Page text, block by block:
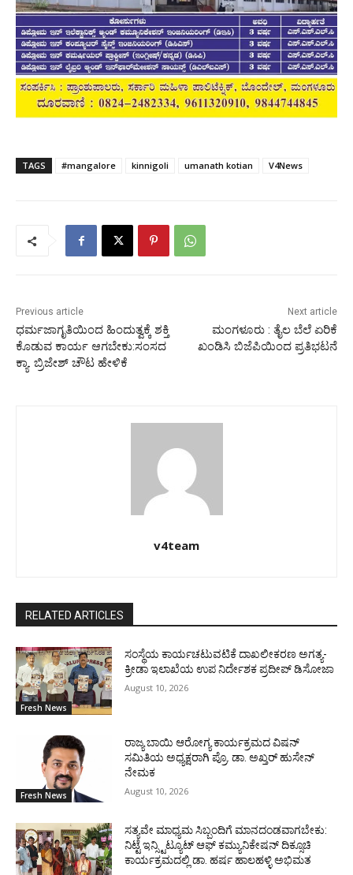
TAGS #mangalore kinnigoli umanath kotian V4News
Previous article
ಧರ್ಮಜಾಗೃತಿಯಿಂದ ಹಿಂದುತ್ವಕ್ಕೆ ಶಕ್ತಿ
ಕೊಡುವ ಕಾರ್ಯ ಆಗಬೇಕು:ಸಂಸದ
ಕ್ಯಾ. ಬ್ರಿಜೇಶ್ ಚೌಟ ಹೇಳಿಕೆ
Next article
ಮಂಗಳೂರು : ತೈಲ ಬೆಲೆ ಏರಿಕೆ
ಖಂಡಿಸಿ ಬಿಜೆಪಿಯಿಂದ ಪ್ರತಿಭಟನೆ
v4team
RELATED ARTICLES
Fresh News
ಸಂಸ್ಥೆಯ ಕಾರ್ಯಚಟುವಟಿಕೆ ದಾಖಲೀಕರಣ ಅಗತ್ಯ-
ಕ್ರೀಡಾ ಇಲಾಖೆಯ ಉಪ ನಿರ್ದೇಶಕ ಪ್ರದೀಪ್ ಡಿಸೋಜಾ
August 10, 2026
Fresh News
ರಾಜ್ಯ ಬಾಯಿ ಆರೋಗ್ಯ ಕಾರ್ಯಕ್ರಮದ ವಿಷನ್
ಸಮಿತಿಯ ಅಧ್ಯಕ್ಷರಾಗಿ ಪ್ರೊ. ಡಾ. ಅಖ್ತರ್ ಹುಸೇನ್
ನೇಮಕ
August 10, 2026
ಸತ್ಯವೇ ಮಾಧ್ಯಮ ಸಿಬ್ಬಂದಿಗೆ ಮಾನದಂಡವಾಗಬೇಕು:
ನಿಟ್ಟೆ ಇನ್ಸ್ಟಿಟ್ಯೂಟ್ ಆಫ್ ಕಮ್ಯುನಿಕೇಷನ್ ದಿಕ್ಸೂಚಿ
ಕಾರ್ಯಕ್ರಮದಲ್ಲಿ ಡಾ. ಹರ್ಷ ಹಾಲಹಳ್ಳಿ ಅಭಿಮತ